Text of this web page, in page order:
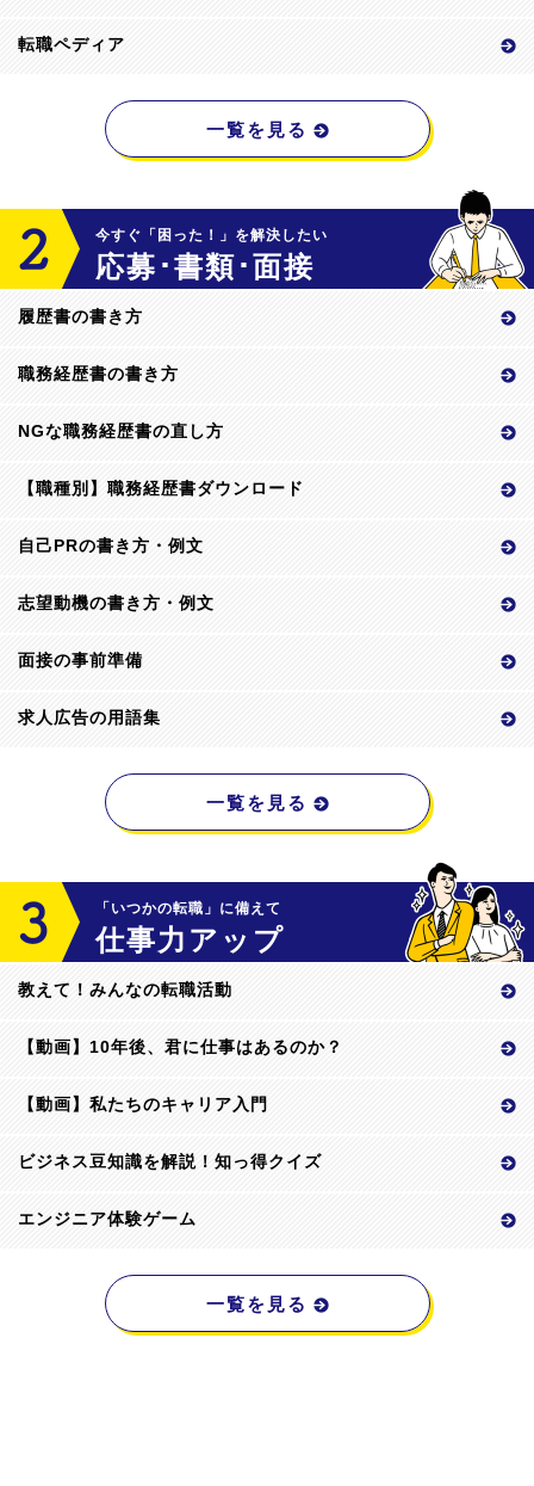
転職ペディア
一覧を見る
今すぐ「困った！」を解決したい
応募･書類･面接
履歴書の書き方
職務経歴書の書き方
NGな職務経歴書の直し方
【職種別】職務経歴書ダウンロード
自己PRの書き方・例文
志望動機の書き方・例文
面接の事前準備
求人広告の用語集
一覧を見る
「いつかの転職」に備えて
仕事力アップ
教えて！みんなの転職活動
【動画】10年後、君に仕事はあるのか？
【動画】私たちのキャリア入門
ビジネス豆知識を解説！知っ得クイズ
エンジニア体験ゲーム
一覧を見る